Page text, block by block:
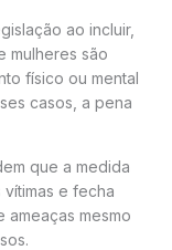
ao incluir,
mulheres são
físico ou mental
casos, a pena
que a medida
e fecha
ameaças mesmo